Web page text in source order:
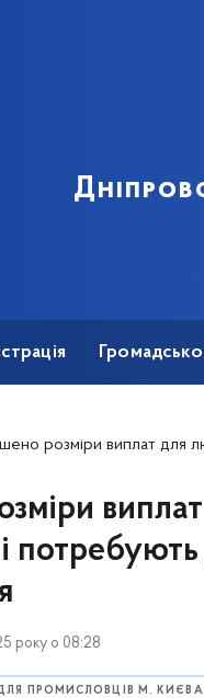
виплат для людей, які постраждали на виробництві і потребують
року о 08:28
ПРОМИСЛОВЦІВ М. КИЄВА